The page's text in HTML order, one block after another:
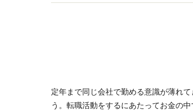
定年まで同じ会社で勤める意識が薄れ
う。転職活動をするにあたってお金の